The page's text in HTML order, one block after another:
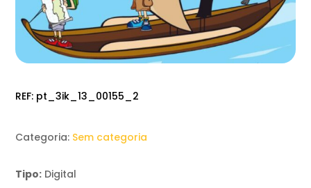
REF: pt_3ik_13_00155_2
Categoria: Sem categoria
Tipo: Digital